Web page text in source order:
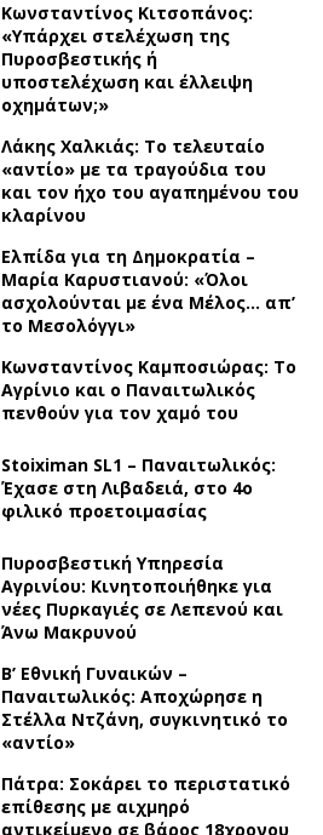
Κωνσταντίνος Κιτσοπάνος:
«Υπάρχει στελέχωση της
Πυροσβεστικής ή
υποστελέχωση και έλλειψη
οχημάτων;»
Λάκης Χαλκιάς: Το τελευταίο
«αντίο» με τα τραγούδια του
και τον ήχο του αγαπημένου του
κλαρίνου
Ελπίδα για τη Δημοκρατία –
Μαρία Καρυστιανού: «Όλοι
ασχολούνται με ένα Μέλος… απ’
το Μεσολόγγι»
Κωνσταντίνος Καμποσιώρας: Το
Αγρίνιο και ο Παναιτωλικός
πενθούν για τον χαμό του
Stoiximan SL1 – Παναιτωλικός:
Έχασε στη Λιβαδειά, στο 4ο
φιλικό προετοιμασίας
Πυροσβεστική Υπηρεσία
Αγρινίου: Κινητοποιήθηκε για
νέες Πυρκαγιές σε Λεπενού και
Άνω Μακρυνού
Β’ Εθνική Γυναικών –
Παναιτωλικός: Αποχώρησε η
Στέλλα Ντζάνη, συγκινητικό το
«αντίο»
Πάτρα: Σοκάρει το περιστατικό
επίθεσης με αιχμηρό
αντικείμενο σε βάρος 18χρονου